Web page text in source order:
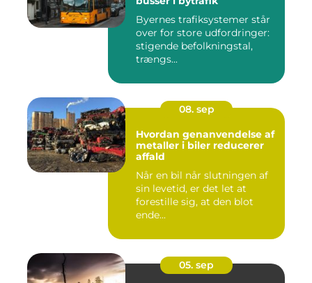
Byernes trafiksystemer står
over for store udfordringer:
stigende befolkningstal,
trængs...
08. sep
Hvordan genanvendelse af
metaller i biler reducerer
affald
Når en bil når slutningen af
sin levetid, er det let at
forestille sig, at den blot
ende...
05. sep